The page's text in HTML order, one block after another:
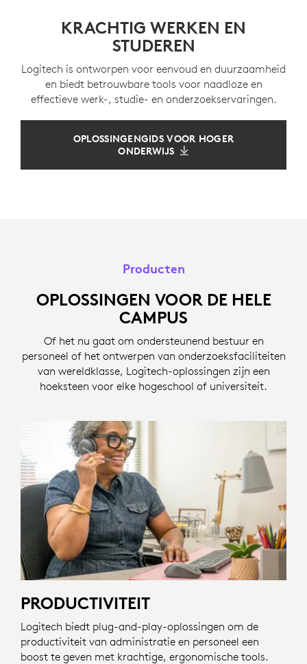
KRACHTIG WERKEN EN
STUDEREN
Logitech is ontworpen voor eenvoud en duurzaamheid
en biedt betrouwbare tools voor naadloze en
effectieve werk-, studie- en onderzoekservaringen.
OPLOSSINGENGIDS VOOR HOGER
ONDERWIJS
Producten
OPLOSSINGEN VOOR DE HELE
CAMPUS
Of het nu gaat om ondersteunend bestuur en
personeel of het ontwerpen van onderzoeksfaciliteiten
van wereldklasse, Logitech-oplossingen zijn een
hoeksteen voor elke hogeschool of universiteit.
PRODUCTIVITEIT
Logitech biedt plug-and-play-oplossingen om de
productiviteit van administratie en personeel een
boost te geven met krachtige, ergonomische tools.